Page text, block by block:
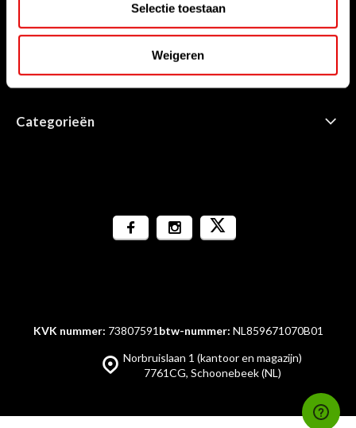
Selectie toestaan
Weigeren
Klantenservice
Informatie
Categorieën
Norbruislaan 1 (kantoor en magazijn)
7761CG, Schoonebeek (NL)
KVK nummer: 73807591 btw-nummer: NL859671070B01